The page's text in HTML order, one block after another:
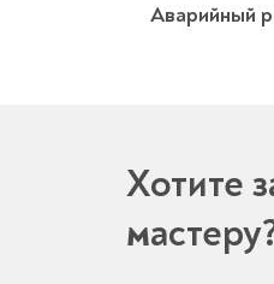
Аварийный
Хотите